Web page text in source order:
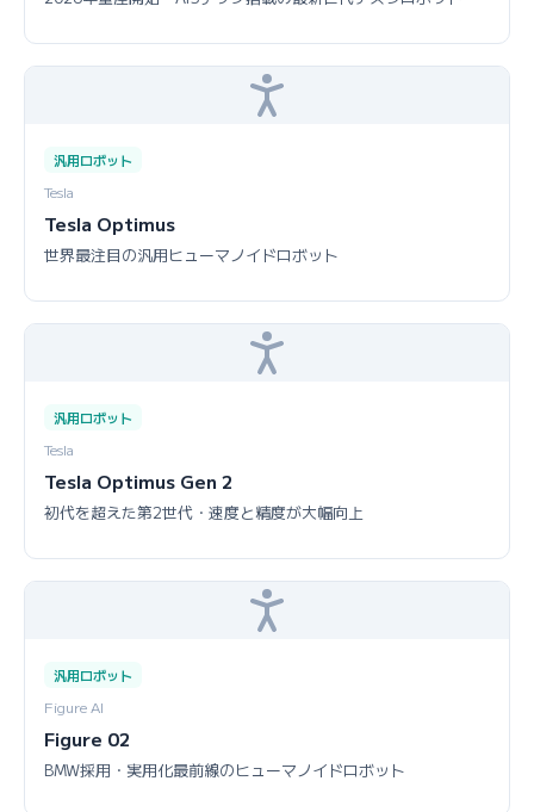
汎用ロボット
Tesla
Tesla Optimus
世界最注目の汎用ヒューマノイドロボット
汎用ロボット
Tesla
Tesla Optimus Gen 2
初代を超えた第2世代・速度と精度が大幅向上
汎用ロボット
Figure AI
Figure 02
BMW採用・実用化最前線のヒューマノイドロボット